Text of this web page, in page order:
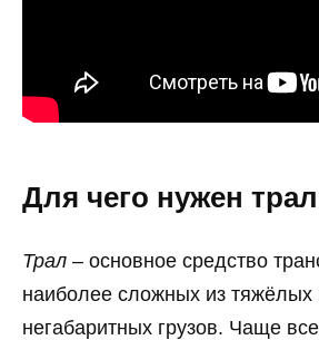
Для чего нужен
Трал – основное средство
наиболее сложных из тяжёлых
негабаритных грузов. Чаще